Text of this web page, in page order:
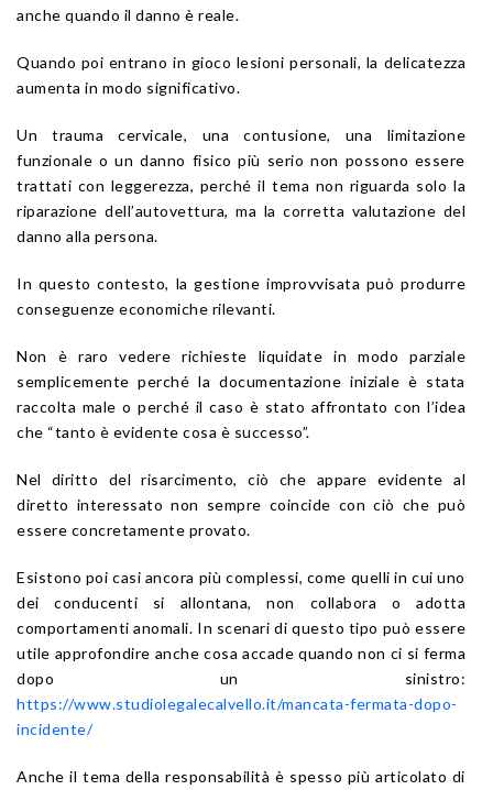
anche quando il danno è reale.
Quando poi entrano in gioco lesioni personali, la delicatezza
aumenta in modo significativo.
Un trauma cervicale, una contusione, una limitazione
funzionale o un danno fisico più serio non possono essere
trattati con leggerezza, perché il tema non riguarda solo la
riparazione dell’autovettura, ma la corretta valutazione del
danno alla persona.
In questo contesto, la gestione improvvisata può produrre
conseguenze economiche rilevanti.
Non è raro vedere richieste liquidate in modo parziale
semplicemente perché la documentazione iniziale è stata
raccolta male o perché il caso è stato affrontato con l’idea
che “tanto è evidente cosa è successo”.
Nel diritto del risarcimento, ciò che appare evidente al
diretto interessato non sempre coincide con ciò che può
essere concretamente provato.
Esistono poi casi ancora più complessi, come quelli in cui uno
dei conducenti si allontana, non collabora o adotta
comportamenti anomali. In scenari di questo tipo può essere
utile approfondire anche cosa accade quando non ci si ferma
dopo un sinistro:
https://www.studiolegalecalvello.it/mancata-fermata-dopo-
incidente/
Anche il tema della responsabilità è spesso più articolato di